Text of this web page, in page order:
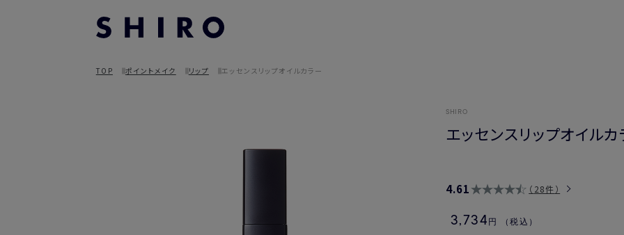
TOP ポイントメイク リップ エッセンスリップオイルカラー
SHIRO
エッセンスリップオイルカ
4.61 28件
3,734 円 （税込）